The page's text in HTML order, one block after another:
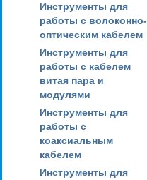
Инструменты для
работы с волоконно-
оптическим кабелем
Инструменты для
работы с кабелем
витая пара и
модулями
Инструменты для
работы с
коаксиальным
кабелем
Инструменты для